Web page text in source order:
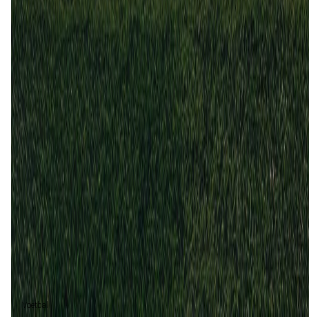
2
3
15 mrt
2025
Chaves
Oliveirense
4 0
26 okt
2024
Oliveirense
Chaves
0 3
7 mrt
2021
Oliveirense
Chaves
0
1
Chaves (5)
Voetbal